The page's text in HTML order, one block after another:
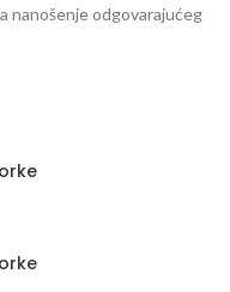
nanošenje odgovarajućeg